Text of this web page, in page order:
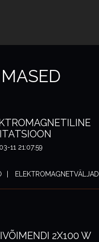
11 21:07:59
ELEKTROMAGNETVÄLJAD
2X100 W